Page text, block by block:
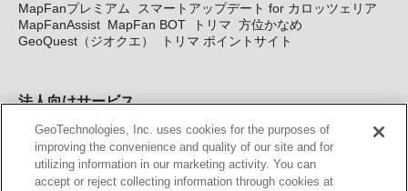
MapFanプレミアム
スマートアップデート for カロッツェリア
MapFanAssist MapFan BOT トリマ 方位かなめ
GeoQuest（ジオクエ）
トリマ ポイントサイト
法人向けサービス
法人向け地図・位置情報サービス WEBサイト・システム向け地
図API Windows PC向け地図開発キット MapFan DB 住所確認
サービス
MAP WORLD+ トリマ広告 Geo-Research
GeoTechnologies, Inc. uses cookies for the purposes of
improving the convenience and quality of our site and for
utilizing information in our marketing activity. You can
accept or reject collecting information through cookies at